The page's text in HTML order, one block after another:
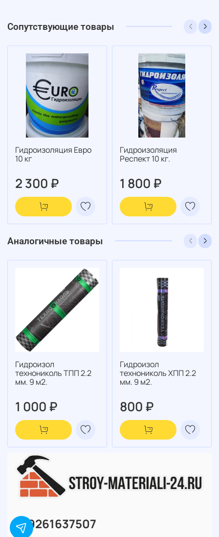
Сопутствующие товары
Гидроизоляция Евро
10 кг
2 300 ₽
Гидроизоляция
Респект 10 кг.
1 800 ₽
Аналогичные товары
Гидроизол
технониколь ТПП 2.2
мм. 9 м2.
1 000 ₽
Гидроизол
технониколь ХПП 2.2
мм. 9 м2.
800 ₽
+79261637507